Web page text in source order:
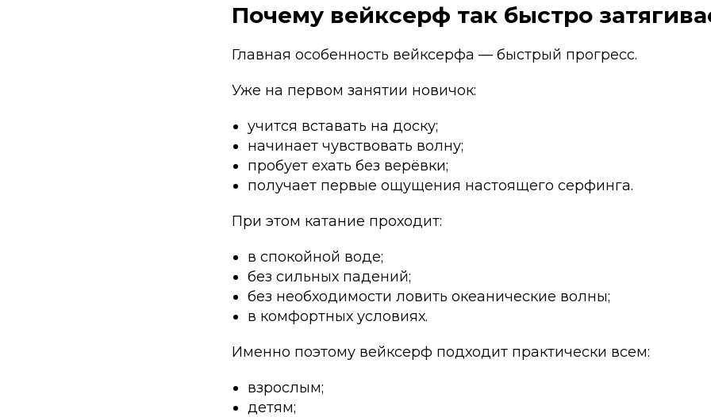
Почему вейксерф так быстро
Главная особенность вейксерфа — быстрый прогресс.
Уже на первом занятии новичок:
учится вставать на доску;
начинает чувствовать волну;
пробует ехать без верёвки;
получает первые ощущения настоящего серфинга.
При этом катание проходит:
в спокойной воде;
без сильных падений;
без необходимости ловить океанические волны;
в комфортных условиях.
Именно поэтому вейксерф подходит практически всем:
взрослым;
детям;